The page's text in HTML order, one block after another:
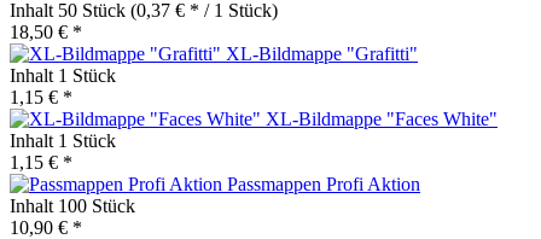
Inhalt 50 Stück (0,37 € * / 1 Stück)
18,50 € *
XL-Bildmappe "Grafitti"
Inhalt 1 Stück
1,15 € *
XL-Bildmappe "Faces White"
Inhalt 1 Stück
1,15 € *
Passmappen Profi Aktion
Inhalt 100 Stück
10,90 € *